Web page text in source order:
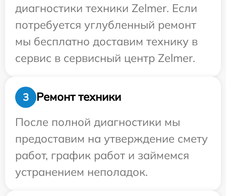
диагностики техники Zelmer. Если
потребуется углубленный ремонт
мы бесплатно доставим технику в
сервис в сервисный центр Zelmer.
3
Ремонт техники
После полной диагностики мы
предоставим на утверждение смету
работ, график работ и займемся
устранением неполадок.